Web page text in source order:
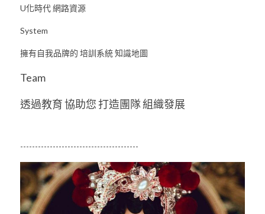
U化時代 網路資源
System
擁有自我品牌的 培訓系統 知識地圖
Team
透過教育 協助您 打造團隊 組織發展
----------------------------------------